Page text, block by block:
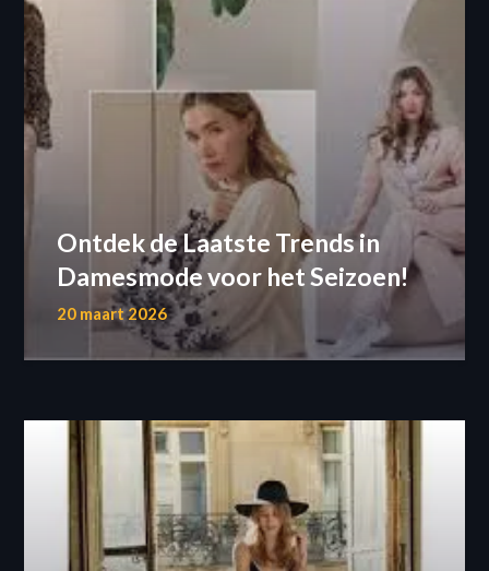
Ontdek de Laatste Trends in
Damesmode voor het Seizoen!
20 maart 2026